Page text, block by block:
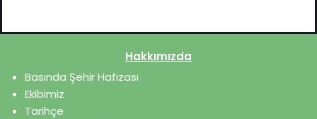
Hakkımızda
Basında Şehir Hafızası
Ekibimiz
Tarihçe